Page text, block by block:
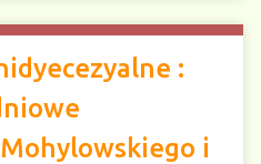
:
i